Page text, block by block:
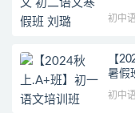
初中
【
暑假
初中